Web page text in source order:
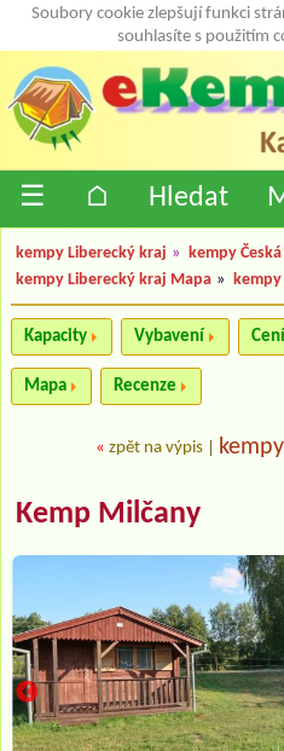
Soubory cookie zlepšují funkci
souhlasíte s použitím
☰ ⌂ Hledat
kempy Liberecký kraj » kempy
kempy Liberecký kraj Mapa »
Kapacity Vybavení
Mapa Recenze
« zpět na výpis
Kemp Milčany